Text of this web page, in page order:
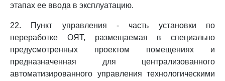
этапах ее ввода в эксплуатацию.
22. Пункт управления - часть установки по
переработке ОЯТ, размещаемая в специально
предусмотренных проектом помещениях и
предназначенная для централизованного
автоматизированного управления технологическими